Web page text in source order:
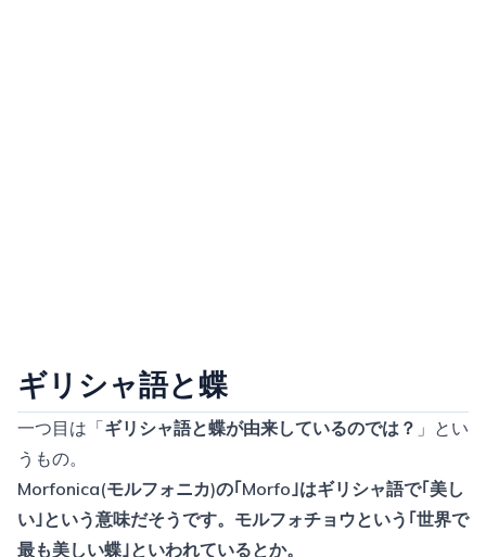
ギリシャ語と蝶
一つ目は「ギリシャ語と蝶が由来しているのでは？ 」とい
うもの。
Morfonica(モルフォニカ)の｢Morfo｣はギリシャ語で｢美し
い｣という意味だそうです。モルフォチョウという｢世界で
最も美しい蝶｣といわれているとか。